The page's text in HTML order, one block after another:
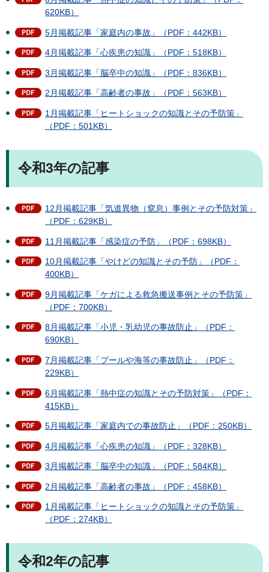
620KB）
5月掲載記事「家庭内の事故」（PDF：442KB）
4月掲載記事「心疾患の知識」（PDF：518KB）
3月掲載記事「脳卒中の知識」（PDF：836KB）
2月掲載記事「高齢者の事故」（PDF：563KB）
1月掲載記事「ヒートショックの知識とその予防策」
（PDF：501KB）
令和3年の記事
12月掲載記事「気道異物（窒息）事例とその予防対策」
（PDF：629KB）
11月掲載記事「感染症の予防」（PDF：698KB）
10月掲載記事「やけどの知識とその予防」（PDF：
400KB）
9月掲載記事「ケガによる救急搬送事例とその予防策」
（PDF：700KB）
8月掲載記事「小児・乳幼児の事故防止」（PDF：
690KB）
7月掲載記事「プールや海等の事故防止」（PDF：
229KB）
6月掲載記事「熱中症の知識とその予防対策」（PDF：
415KB）
5月掲載記事「家庭内での事故防止」（PDF：250KB）
4月掲載記事「心疾患の知識」（PDF：328KB）
3月掲載記事「脳卒中の知識」（PDF：584KB）
2月掲載記事「高齢者の事故」（PDF：458KB）
1月掲載記事「ヒートショックの知識とその予防策」
（PDF：274KB）
令和2年の記事